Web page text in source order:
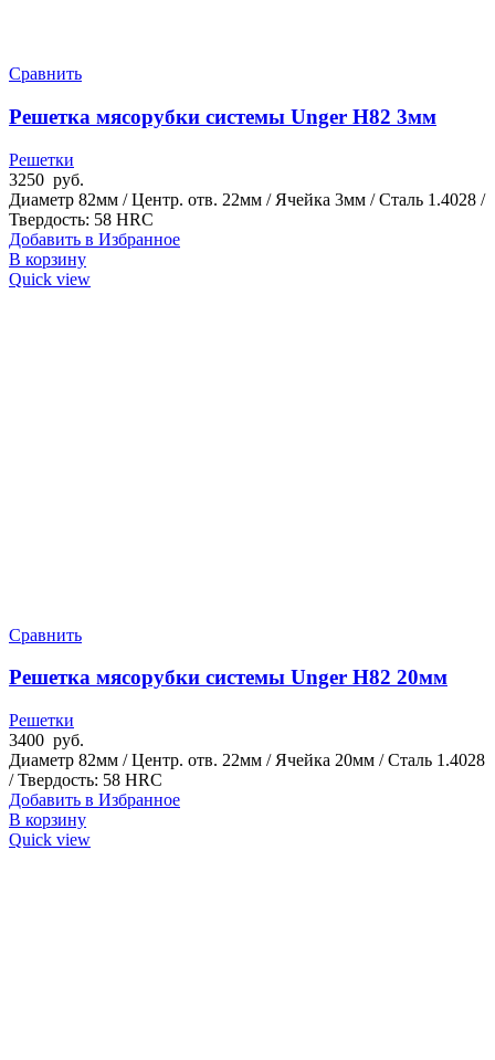
Сравнить
Решетка мясорубки системы Unger H82 3мм
Решетки
3250 руб.
Диаметр 82мм / Центр. отв. 22мм / Ячейка 3мм / Сталь 1.4028 /
Твердость: 58 HRC
Добавить в Избранное
В корзину
Quick view
Сравнить
Решетка мясорубки системы Unger H82 20мм
Решетки
3400 руб.
Диаметр 82мм / Центр. отв. 22мм / Ячейка 20мм / Сталь 1.4028
/ Твердость: 58 HRC
Добавить в Избранное
В корзину
Quick view